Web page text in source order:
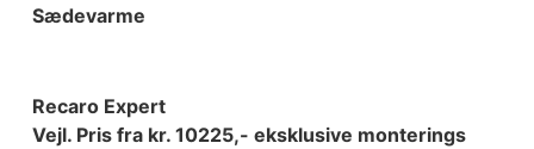
Sædevarme
Recaro Expert
Vejl. Pris fra kr. 10225,- eksklusive monterings